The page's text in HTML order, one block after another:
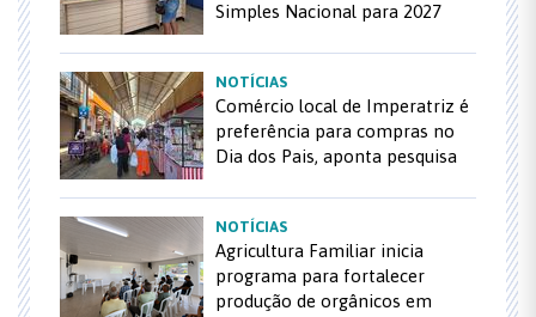
Simples Nacional para 2027
NOTÍCIAS
Comércio local de Imperatriz é
preferência para compras no
Dia dos Pais, aponta pesquisa
NOTÍCIAS
Agricultura Familiar inicia
programa para fortalecer
produção de orgânicos em